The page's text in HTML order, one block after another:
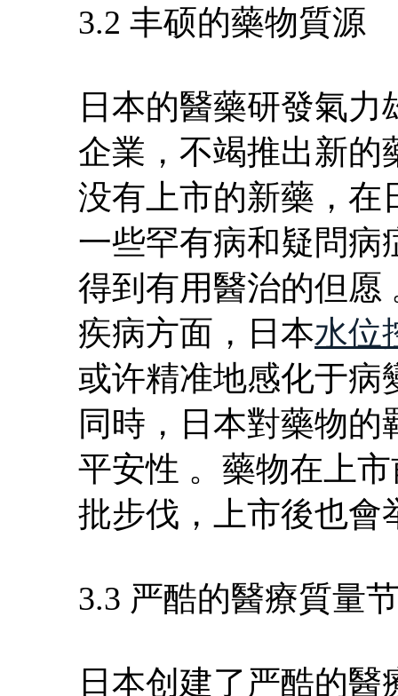
3.2 丰硕的藥物質源
日本的醫藥研發氣
企業，不竭推出新的
没有上市的新藥，在
一些罕有病和疑問病
得到有用醫治的但愿
疾病方面，日本水位
或许精准地感化于病
同時，日本對藥物
平安性 。藥物在上
批步伐，上市後也會
3.3 严酷的醫療質量
日本创建了严酷的